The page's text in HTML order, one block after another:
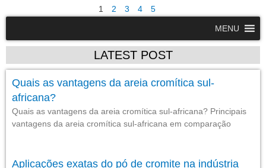
1 2 3 4 5
MENU
LATEST POST
Quais as vantagens da areia cromítica sul-
africana?
Quais as vantagens da areia cromítica sul-africana? Principais
vantagens da areia cromítica sul-africana em comparação
Aplicações exatas do pó de cromite na indústria